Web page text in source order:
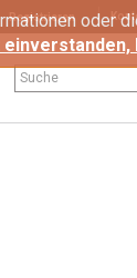
oder
Registrieren
Suche